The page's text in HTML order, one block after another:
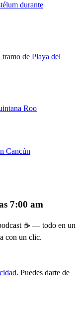
durante
de Playa del
Roo
Cancún
7:00 am
☕ — todo en un
con un clic.
. Puedes darte de